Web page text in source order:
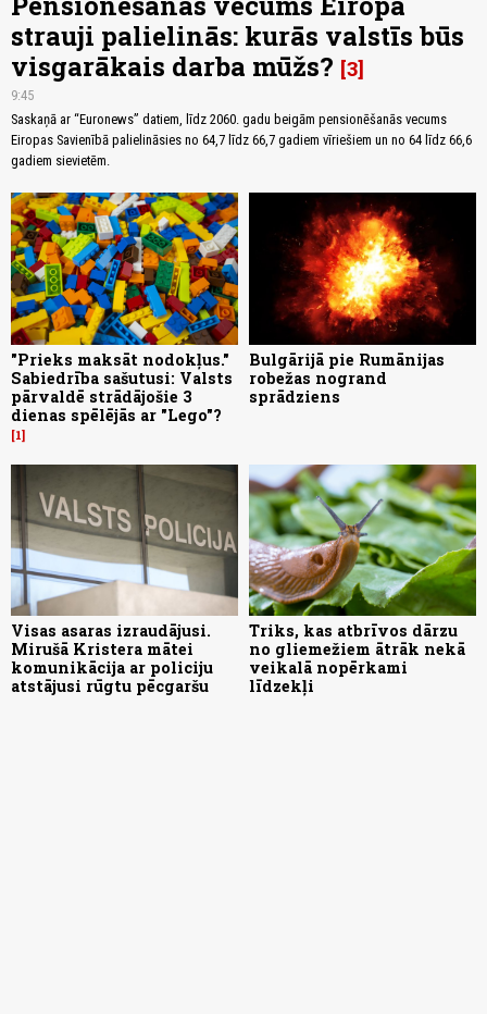
strauji palielinās: kurās valstīs būs
visgarākais darba mūžs? 3
9:45
Saskaņā ar “Euronews” datiem, līdz 2060. gadu beigām pensionēšanās vecums
Eiropas Savienībā palielināsies no 64,7 līdz 66,7 gadiem vīriešiem un no 64 līdz 66,6
gadiem sievietēm.
"Prieks maksāt nodokļus."
Sabiedrība sašutusi: Valsts
pārvaldē strādājošie 3
dienas spēlējās ar "Lego"?
1
Bulgārijā pie Rumānijas
robežas nogrand
sprādziens
Visas asaras izraudājusi.
Mirušā Kristera mātei
komunikācija ar policiju
atstājusi rūgtu pēcgaršu
Triks, kas atbrīvos dārzu
no gliemežiem ātrāk nekā
veikalā nopērkami
līdzekļi